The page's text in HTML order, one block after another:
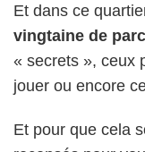
Et dans ce
vingtaine de
« secrets », ceux
jouer ou encore
Et pour que cela